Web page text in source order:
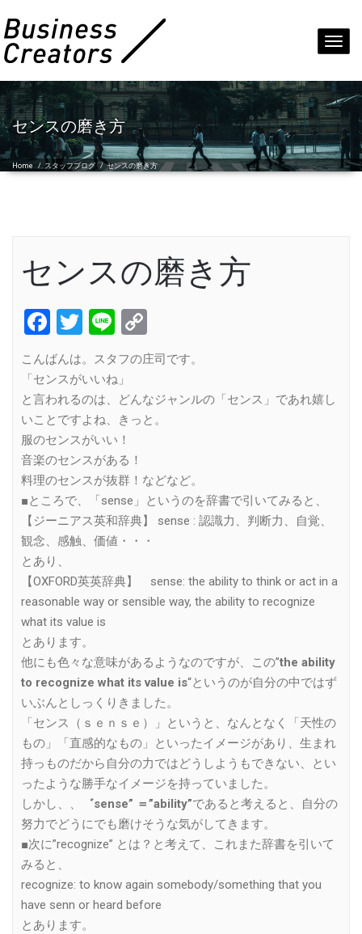
センスの磨き方
Home / スタッフブログ /センスの磨き方
センスの磨き方
Facebook
Twitter
Line
Link
こんばんは。スタフの庄司です。
「センスがいいね」
と言われるのは、どんなジャンルの「センス」であれ嬉し
いことですよね、きっと。
服のセンスがいい！
音楽のセンスがある！
料理のセンスが抜群！などなど。
■ところで、「sense」というのを辞書で引いてみると、
【ジーニアス英和辞典】 sense : 認識力、判断力、自覚、
観念、感触、価値・・・
とあり、
【OXFORD英英辞典】 sense: the ability to think or act in a
reasonable way or sensible way, the ability to recognize
what its value is
とあります。
他にも色々な意味があるようなのですが、この”the ability
to recognize what its value is“というのが自分の中ではず
いぶんとしっくりきました。
「センス（ｓｅｎｓｅ）」というと、なんとなく「天性の
もの」「直感的なもの」といったイメージがあり、生まれ
持っものだから自分の力ではどうしようもできない、とい
ったような勝手なイメージを持っていました。
しかし、、
゛sense” ＝”ability”であると考えると、自分の
努力でどうにでも磨けそうな気がしてきます。
■次に”recognize” とは？と考えて、これまた辞書を引いて
みると、
recognize: to know again somebody/something that you
have senn or heard before
とあります。